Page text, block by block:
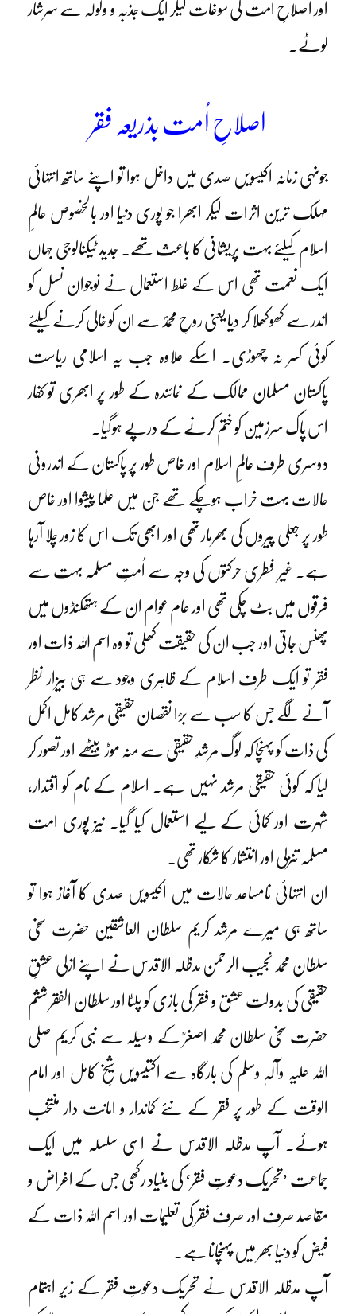
اور اصلاحِ امت کی سوغات لیکر ایک جذبہ و ولولہ سے سرشار
لوٹے۔
اصلاحِ اُمت بذریعہ فقر
جونہی زمانہ اکیسویں صدی میں داخل ہوا تو اپنے ساتھ انتہائی
مہلک ترین اثرات لیکر ابھرا جو پوری دنیا اور بالخصوص عالمِ
اسلام کیلئے بہت پریشانی کا باعث تھے۔ جدید ٹیکنالوجی جہاں
ایک نعمت تھی اس کے غلط استعمال نے نوجوان نسل کو
اندر سے کھوکھلا کر دیا یعنی روحِ محمدؐ سے ان کو خالی کرنے کیلئے
کوئی کسر نہ چھوڑی۔ اسکے علاوہ جب یہ اسلامی ریاست
پاکستان مسلمان ممالک کے نمائندہ کے طور پر ابھری تو کفار
اس پاک سرزمین کو ختم کرنے کے درپے ہوگیا۔
دوسری طرف عالمِ اسلام اور خاص طور پر پاکستان کے اندرونی
حالات بہت خراب ہوچکے تھے جن میں علما پیشوا اور خاص
طور پر جعلی پیروں کی بھرمار تھی اور ابھی تک اس کا زور چلا آرہا
ہے۔ غیر فطری حرکتوں کی وجہ سے اُمتِ مسلمہ بہت سے
فرقوں میں بٹ چکی تھی اور عام عوام ان کے ہتھکنڈوں میں
پھنس جاتی اور جب ان کی حقیقت کھلی تو وہ اسم اللہ ذات اور
فقر تو ایک طرف اسلام کے ظاہری وجود سے ہی بیزار نظر
آنے لگے جس کا سب سے بڑا نقصان حقیقی مرشد کامل اکمل
کی ذات کو پہنچا کہ لوگ مرشدِ حقیقی سے منہ موڑ بیٹھے اور تصور کر
لیا کہ کوئی حقیقی مرشد نہیں ہے۔ اسلام کے نام کو اقتدار،
شہرت اور کمائی کے لیے استعمال کیا گیا۔ نیز پوری امت
مسلمہ تنزلی اور انتشار کا شکار تھی۔
ان انتہائی نامساعد حالات میں اکیسویں صدی کا آغاز ہوا تو
ساتھ ہی میرے مرشد کریم سلطان العاشقین حضرت سخی
سلطان محمد نجیب الرحمن مدظلہ الاقدس نے اپنے ازلی عشقِ
حقیقی کی بدولت عشق و فقر کی بازی کو پلٹا اور سلطان الفقر ششم
حضرت سخی سلطان محمد اصغرؒ کے وسیلہ سے نبی کریم صلی
اللہ علیہ وآلہٖ وسلم کی بارگاہ سے اکتیسویں شیخِ کامل اور امام
الوقت کے طور پر فقر کے نئے کماندار و امانت دار منتخب
ہوئے۔ آپ مدظلہ الاقدس نے اسی سلسلہ میں ایک
جماعت ’تحریک دعوتِ فقر‘ کی بنیاد رکھی جس کے اغراض و
مقاصد صرف اور صرف فقر کی تعلیمات اور اسم اللہ ذات کے
فیض کو دنیا بھر میں پہنچانا ہے۔
آپ مدظلہ الاقدس نے تحریک دعوتِ فقر کے زیرِ اہتمام